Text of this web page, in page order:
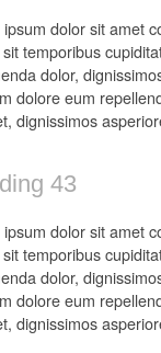
ipsum dolor sit amet
temporibus
dolor,
dolore eum
dignissimos
43
ipsum dolor sit amet
temporibus
dolor,
dolore eum
dignissimos